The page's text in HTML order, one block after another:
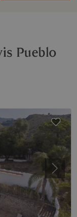
Pueblo